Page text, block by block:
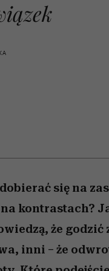
się na
kontrastach?
że
inni – że